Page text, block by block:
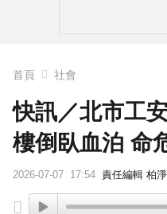
首頁 社會
快訊／北市工
樓倒臥血泊 命
2026-07-07 17:54 責任編輯 柏